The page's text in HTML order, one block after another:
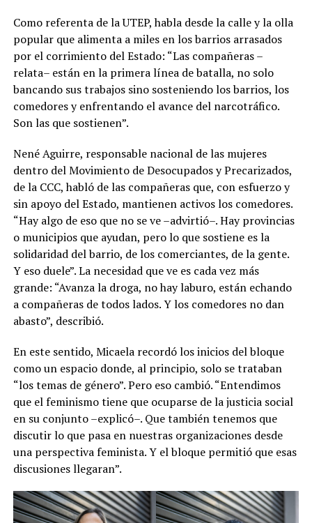
Como referenta de la UTEP, habla desde la calle y la olla
popular que alimenta a miles en los barrios arrasados
por el corrimiento del Estado: “Las compañeras –
relata– están en la primera línea de batalla, no solo
bancando sus trabajos sino sosteniendo los barrios, los
comedores y enfrentando el avance del narcotráfico.
Son las que sostienen”.
Nené Aguirre, responsable nacional de las mujeres
dentro del Movimiento de Desocupados y Precarizados,
de la CCC, habló de las compañeras que, con esfuerzo y
sin apoyo del Estado, mantienen activos los comedores.
“Hay algo de eso que no se ve –advirtió–. Hay provincias
o municipios que ayudan, pero lo que sostiene es la
solidaridad del barrio, de los comerciantes, de la gente.
Y eso duele”. La necesidad que ve es cada vez más
grande: “Avanza la droga, no hay laburo, están echando
a compañeras de todos lados. Y los comedores no dan
abasto”, describió.
En este sentido, Micaela recordó los inicios del bloque
como un espacio donde, al principio, solo se trataban
“los temas de género”. Pero eso cambió. “Entendimos
que el feminismo tiene que ocuparse de la justicia social
en su conjunto –explicó–. Que también tenemos que
discutir lo que pasa en nuestras organizaciones desde
una perspectiva feminista. Y el bloque permitió que esas
discusiones llegaran”.